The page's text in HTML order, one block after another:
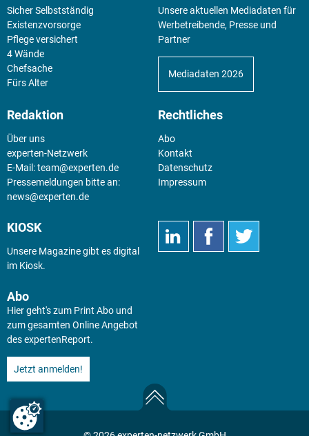
Sicher Selbstständig
Existenz­vorsorge
Pflege versichert
4 Wände
Chefsache
Fürs Alter
Unsere aktuellen Mediadaten für
Werbetreibende, Presse und
Partner
Mediadaten 2026
Redaktion
Über uns
experten-Netzwerk
E-Mail:team@experten.de
Pressemeldungen bitte an:
news@experten.de
Rechtliches
Abo
Kontakt
Datenschutz
Impressum
KIOSK
Unsere Magazine gibt es digital
im Kiosk.
Abo
Hier geht's zum Print Abo und
zum gesamten Online Angebot
des expertenReport.
Jetzt anmelden!